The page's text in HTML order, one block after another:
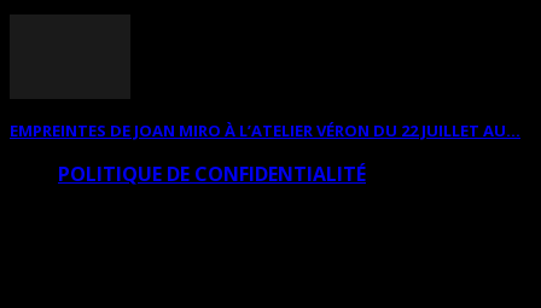
EMPREINTES DE JOAN MIRO À L’ATELIER VÉRON DU 22 JUILLET AU...
POLITIQUE DE CONFIDENTIALITÉ